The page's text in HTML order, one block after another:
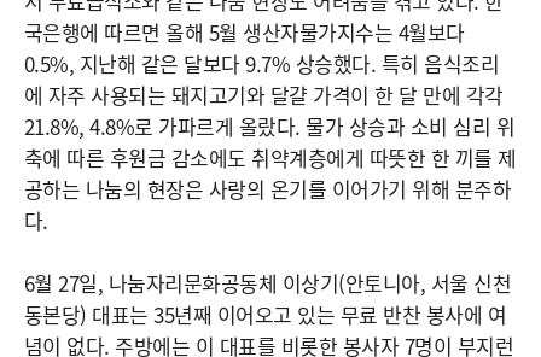
국은행에 따르면 올해 5월 생산자물가지수는 4월보다
0.5%, 지난해 같은 달보다 9.7% 상승했다. 특히 음식조리
에 자주 사용되는 돼지고기와 달걀 가격이 한 달 만에 각각
21.8%, 4.8%로 가파르게 올랐다. 물가 상승과 소비 심리 위
축에 따른 후원금 감소에도 취약계층에게 따뜻한 한 끼를 제
공하는 나눔의 현장은 사랑의 온기를 이어가기 위해 분주하
다.
6월 27일, 나눔자리문화공동체 이상기(안토니아, 서울 신천
동본당) 대표는 35년째 이어오고 있는 무료 반찬 봉사에 여
념이 없다. 주방에는 이 대표를 비롯한 봉사자 7명이 부지런